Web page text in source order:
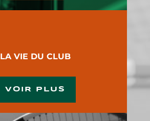
LA VIE DU CLUB
VOIR PLUS